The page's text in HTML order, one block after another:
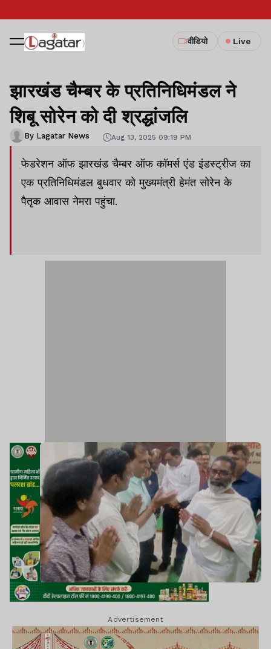
वीडियो Live
झारखंड चैम्बर के प्रतिनिधिमंडल ने
शिबू सोरेन को दी श्रद्धांजलि
By Lagatar News Aug 13, 2025 09:19 PM
फेडरेशन ऑफ झारखंड चैम्बर ऑफ कॉमर्स एंड इंडस्ट्रीज का
एक प्रतिनिधिमंडल बुधवार को मुख्यमंत्री हेमंत सोरेन के
पैतृक आवास नेमरा पहुंचा.
Advertisement